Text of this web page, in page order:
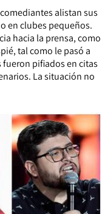
alistan sus
en clubes pequeños.
hacia la prensa, como
tal como le pasó a
pifiados en citas
La situación no